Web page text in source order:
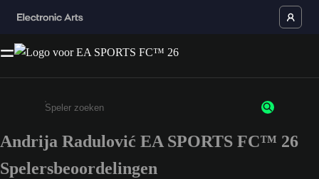
Enter a minimum of 3 characters or numbers
Andrija Radulović EA SPORTS FC™ 26
Spelersbeoordelingen